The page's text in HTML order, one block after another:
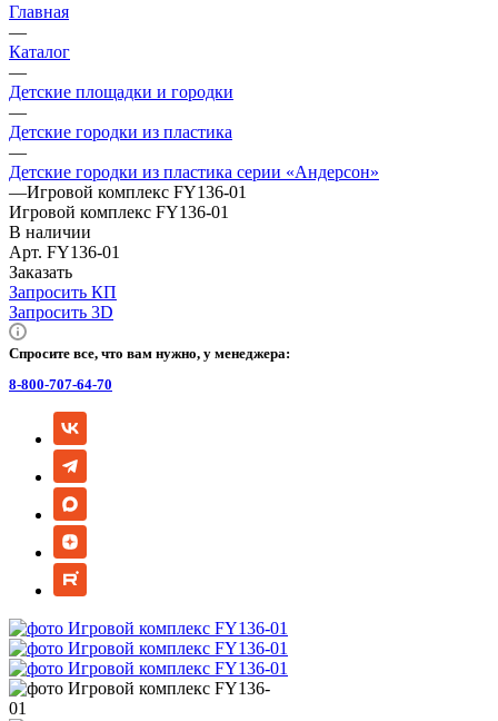
Главная
—
Каталог
—
Детские площадки и городки
—
Детские городки из пластика
—
Детские городки из пластика серии «Андерсон»
—Игровой комплекс FY136-01
Игровой комплекс FY136-01
В наличии
Арт. FY136-01
Заказать
Запросить КП
Запросить 3D
Спросите все, что вам нужно, у менеджера:
8-800-707-64-70